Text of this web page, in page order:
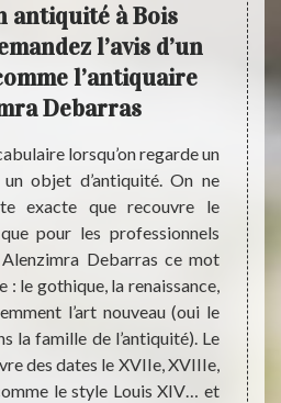
antiquité à Bois
l’avis d’un
l’antiquaire
Debarras
lorsqu’on regarde un
un objet d’antiquité. On ne
exacte que recouvre le
pour les professionnels
Alenzimra Debarras ce mot
: le gothique, la renaissance,
l’art nouveau (oui le
la famille de l’antiquité). Le
des dates le XVIIe, XVIIIe,
le style Louis XIV… et
offre
une
près
et
vous